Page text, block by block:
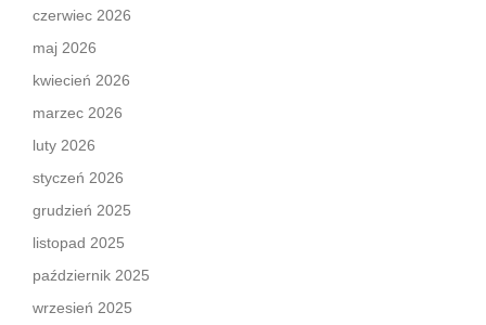
czerwiec 2026
maj 2026
kwiecień 2026
marzec 2026
luty 2026
styczeń 2026
grudzień 2025
listopad 2025
październik 2025
wrzesień 2025